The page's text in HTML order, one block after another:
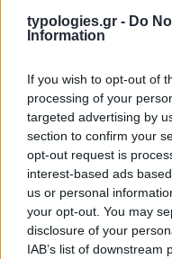
typologies.gr - Do
Information
If you wish to opt-out of
processing of your
targeted advertising by
section to confirm your
opt-out request is
interest-based ads
us or personal
your opt-out. You may
disclosure of your
IAB’s list of